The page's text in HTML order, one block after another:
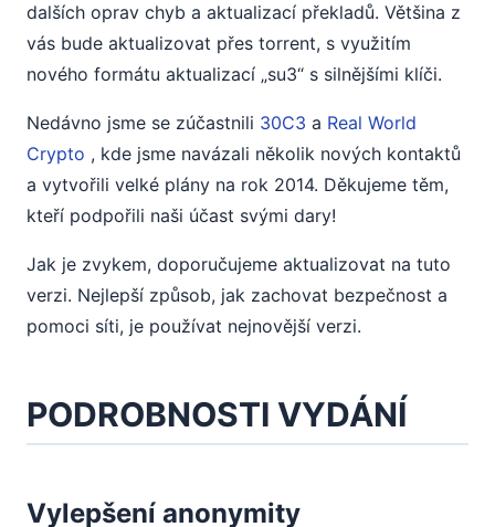
dalších oprav chyb a aktualizací překladů. Většina z
vás bude aktualizovat přes torrent, s využitím
nového formátu aktualizací „su3“ s silnějšími klíči.
Nedávno jsme se zúčastnili 30C3 a Real World
Crypto , kde jsme navázali několik nových kontaktů
a vytvořili velké plány na rok 2014. Děkujeme těm,
kteří podpořili naši účast svými dary!
Jak je zvykem, doporučujeme aktualizovat na tuto
verzi. Nejlepší způsob, jak zachovat bezpečnost a
pomoci síti, je používat nejnovější verzi.
PODROBNOSTI VYDÁNÍ
Vylepšení anonymity